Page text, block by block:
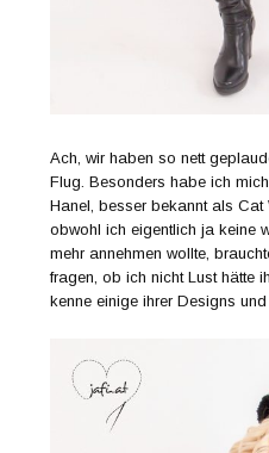
Ach, wir haben so nett
Flug. Besonders habe ich
Hanel, besser bekannt als Cat
obwohl ich eigentlich ja keine
mehr annehmen wollte,
fragen, ob ich nicht Lust hätte
kenne einige ihrer Designs